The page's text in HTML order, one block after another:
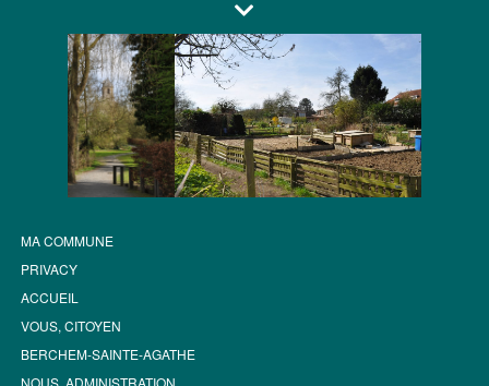
MA COMMUNE
PRIVACY
ACCUEIL
VOUS, CITOYEN
BERCHEM-SAINTE-AGATHE
NOUS, ADMINISTRATION